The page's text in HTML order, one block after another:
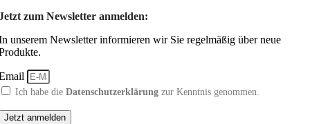
zum Newsletter anmelden:
unserem Newsletter informieren wir Sie regelmäßig über neue
Ich habe die Datenschutzerklärung zur Kenntnis genommen.
Jetzt anmelden